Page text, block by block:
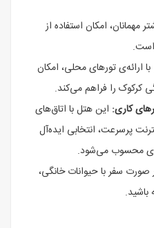
مهمانان، امکان استفاده از
است.
ارائه‌ی تورهای محلی، امکان
کرکوک را فراهم می‌کند.
کاری: این هتل با اتاق‌های
پرسرعت، انتخابی ایده‌آل
محسوب می‌شود.
صورت سفر با حیوانات خانگی،
باشید.